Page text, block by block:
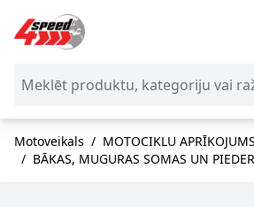
Skip to Content
Motoveikals / MOTOCIKLU APRĪKOJUMS
/ BĀKAS, MUGURAS SOMAS UN